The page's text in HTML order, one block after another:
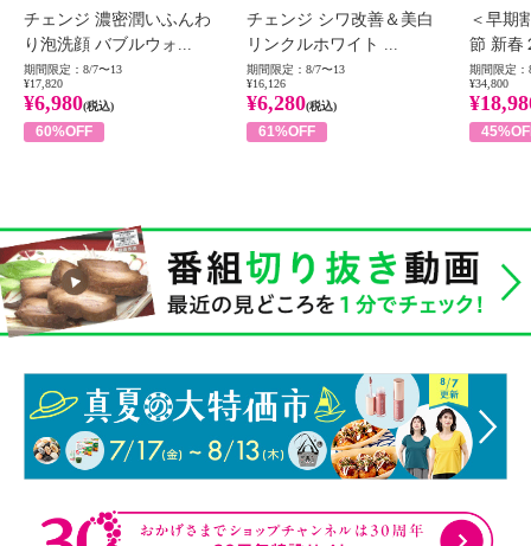
チェンジ 濃密潤いふんわ
り泡洗顔 バブルウォ...
期間限定：8/7〜13
¥17,820
¥6,980(税込)
60%OFF
チェンジ シワ改善＆美白
リンクルホワイト ...
期間限定：8/7〜13
¥16,126
¥6,280(税込)
61%OFF
＜早期
節 新春
期間限定：
¥34,800